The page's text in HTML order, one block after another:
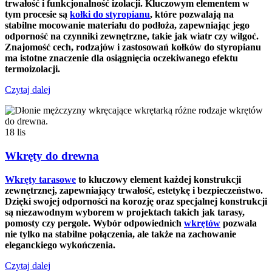
trwałość i funkcjonalność izolacji. Kluczowym elementem w
tym procesie są kołki do styropianu, które pozwalają na
stabilne mocowanie materiału do podłoża, zapewniając jego
odporność na czynniki zewnętrzne, takie jak wiatr czy wilgoć.
Znajomość cech, rodzajów i zastosowań kołków do styropianu
ma istotne znaczenie dla osiągnięcia oczekiwanego efektu
termoizolacji.
Czytaj dalej
18 lis
Wkręty do drewna
Wkręty tarasowe to kluczowy element każdej konstrukcji
zewnętrznej, zapewniający trwałość, estetykę i bezpieczeństwo.
Dzięki swojej odporności na korozję oraz specjalnej konstrukcji
są niezawodnym wyborem w projektach takich jak tarasy,
pomosty czy pergole. Wybór odpowiednich wkrętów pozwala
nie tylko na stabilne połączenia, ale także na zachowanie
eleganckiego wykończenia.
Czytaj dalej